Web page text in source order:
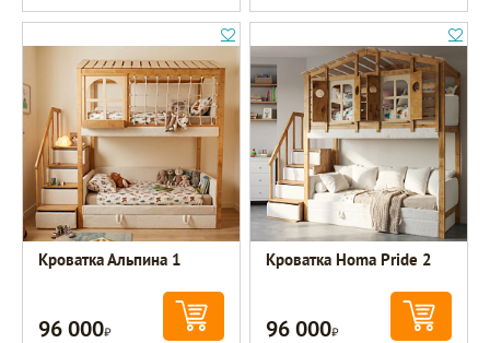
Кроватка Альпина 1
96 000Р
Кроватка Homa Pride 2
96 000Р